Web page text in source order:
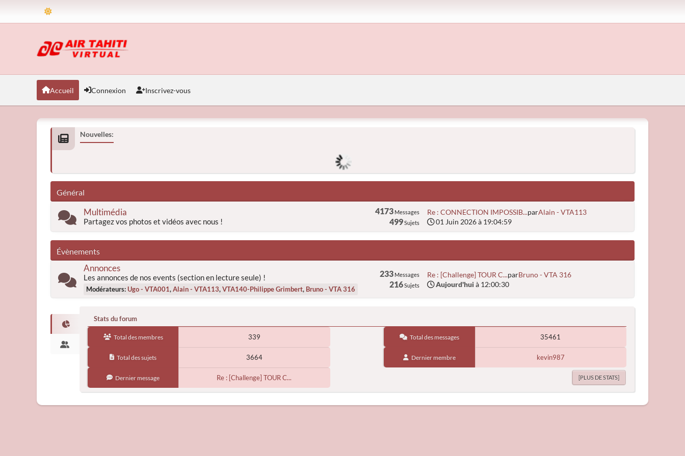
Accueil Connexion Inscrivez-vous
Nouvelles:
Général
Multimédia
Partagez vos photos et vidéos avec nous !
4173Messages
499Sujets
Re : CONNECTION IMPOSSIB...parAlain - VTA113
01 Juin 2026 à 19:04:59
Évènements
Annonces
Les annonces de nos events (section en lecture seule) !
Modérateurs:Ugo - VTA001,Alain - VTA113,VTA140-Philippe Grimbert, Bruno - VTA 316
233Messages
216Sujets
Re : [Challenge] TOUR C...parBruno - VTA 316
Aujourd'huià 12:00:30
Stats du forum
Total des membres 339 Total des messages 35461
Total des sujets 3664 Dernier membre kevin987
Dernier message Re : [Challenge] TOUR C... [PLUS DE STATS]